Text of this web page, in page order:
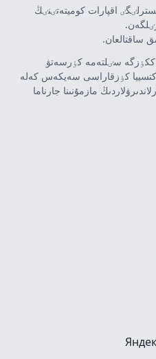
اقپارات كوميتەتٸنٸڭ
ساقتالعان.
سٸلتەمە كٶرسەتۋ
كٶزقاراسى سەيكەس كەلە
مازمۇنىنا جارناما